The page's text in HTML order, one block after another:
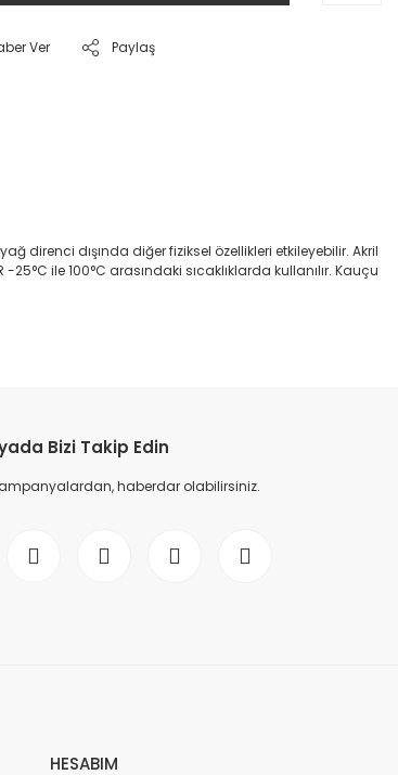
Ver Paylaş
direnci dışında diğer fiziksel özellikleri etkileyebilir. Akril
ile 100°C arasındaki sıcaklıklarda kullanılır. Kauçu
Bizi Takip Edin
haberdar olabilirsiniz.
HESABIM